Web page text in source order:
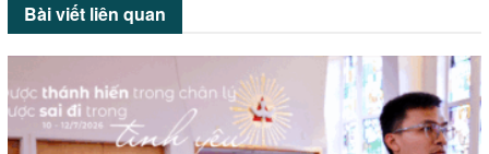
Bài viết liên quan